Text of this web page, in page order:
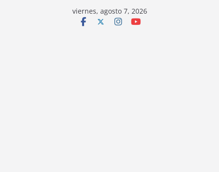
viernes, agosto 7, 2026